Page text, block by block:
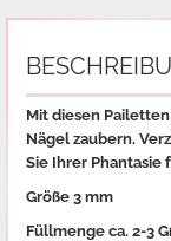
Mit diesen
Nägel zaubern.
Sie Ihrer Phantasie
Größe 3 mm
Füllmenge ca. 2-3